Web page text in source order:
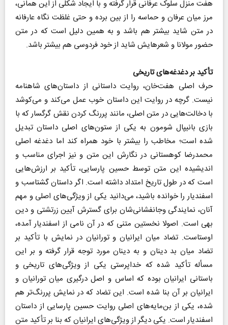
هفت منزل سلوک عرفانی قرار گرفته و با ایجاد شکلی از این همانی،
مرز میان عرفان و حماسه را از بین برده و حتی غلظت نگاه عارفانه
در متن شاید بیشتر هم باشد و به همین دلیل است که در متن
حضور مولانا و شعرهایش شاید از خود فردوسی هم بیشتر باشد.
تأکید بر دغدغه‌های تاریخی
حرف اصلی هفت‌خان، روایت داستانی از داستان‌های شاهنامه
نیست. گرچه در روایت این داستان خوب عمل می‌کند و می‌کوشد
با دخالت‌هایی در متن اصلی، مانند پررنگ کردن نقش گرگسار که با
بازی بانیپال شومون به یکی از ستون‌های اصلی داستان تبدیل
شده است؛ مخاطب را بیشتر با خود همراه کند اما دغدغه اصلی
محمدرضا کوهستانی در نگارش این متن و نیز اجرای مناسب و
اندیشیده این متن توسط حسین پارسایی، تأکید بر ارزش‌هایی
است که در طول تاریخ امتداد داشته است. اگر داستان گشتاسب و
اسفندیار را خوانده باشید، می‌دانید یکی از ویژگی‌های اصلی و مهم
آنان، نمایندگی وجانفشانی‌شان برای گسترش آیین زرتشتی و دین
بهی است. اصولا نخستین متنی که در آن نامی ‌از اسفندیار آمده،
اوستاست. تضاد میان ایرانیان و تورانیان در نمایش با تأکید بر
تضاد میان بد دینان و به دینان مورد توجه قرار گرفته و بر این
مسأله تأکید شده که خداپرستی یکی از ویژگی‌های تاریخی و
باستانی ایرانیان بوده که اساس و اصل درگیری میان تورانیان و
ایرانیان بر آن بنا شده است. این تضاد که در نمایش پررنگ‌تر هم
شده، یکی از بن‌مایه‌های اصلی روایت حسین پارسایی از داستان
اسفندیار است. یکی دیگر از ویژگی‌های ایرانیان که بنا بر تأکید متن